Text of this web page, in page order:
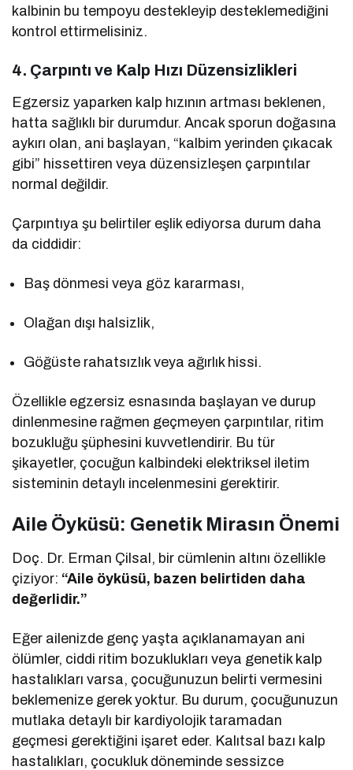
kalbinin bu tempoyu destekleyip desteklemediğini
kontrol ettirmelisiniz.
4. Çarpıntı ve Kalp Hızı Düzensizlikleri
Egzersiz yaparken kalp hızının artması beklenen,
hatta sağlıklı bir durumdur. Ancak sporun doğasına
aykırı olan, ani başlayan, “kalbim yerinden çıkacak
gibi” hissettiren veya düzensizleşen çarpıntılar
normal değildir.
Çarpıntıya şu belirtiler eşlik ediyorsa durum daha
da ciddidir:
Baş dönmesi veya göz kararması,
Olağan dışı halsizlik,
Göğüste rahatsızlık veya ağırlık hissi.
Özellikle egzersiz esnasında başlayan ve durup
dinlenmesine rağmen geçmeyen çarpıntılar, ritim
bozukluğu şüphesini kuvvetlendirir. Bu tür
şikayetler, çocuğun kalbindeki elektriksel iletim
sisteminin detaylı incelenmesini gerektirir.
Aile Öyküsü: Genetik Mirasın Önemi
Doç. Dr. Erman Çilsal, bir cümlenin altını özellikle
çiziyor: “Aile öyküsü, bazen belirtiden daha
değerlidir.”
Eğer ailenizde genç yaşta açıklanamayan ani
ölümler, ciddi ritim bozuklukları veya genetik kalp
hastalıkları varsa, çocuğunuzun belirti vermesini
beklemenize gerek yoktur. Bu durum, çocuğunuzun
mutlaka detaylı bir kardiyolojik taramadan
geçmesi gerektiğini işaret eder. Kalıtsal bazı kalp
hastalıkları, çocukluk döneminde sessizce